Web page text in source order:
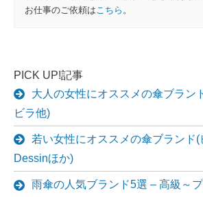
お仕事のご依頼は こちら 。
PICK UP!記事
大人の女性にオススメの傘ブラン
ビラ他)
若い女性にオススメの傘ブランド(
Dessinほか)
雨傘の人気ブランド5選 – 高級～